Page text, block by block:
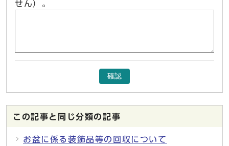
せん）。
確認
この記事と同じ分類の記事
お盆に係る装飾品等の回収について